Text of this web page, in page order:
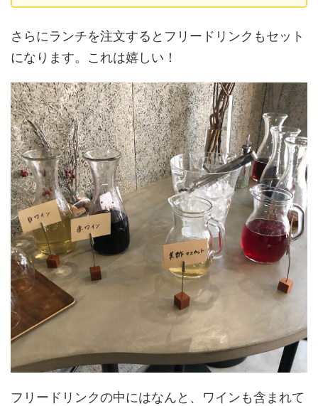
さらにランチを注文するとフリードリンクもセット
になります。これは嬉しい！
フリードリンクの中にはなんと、ワインも含まれて